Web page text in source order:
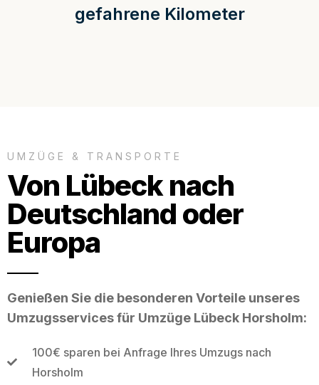
gefahrene Kilometer
UMZÜGE & TRANSPORTE
Von Lübeck nach
Deutschland oder
Europa
Genießen Sie die besonderen Vorteile unseres
Umzugsservices für Umzüge Lübeck Horsholm:
100€ sparen bei Anfrage Ihres Umzugs nach
Horsholm